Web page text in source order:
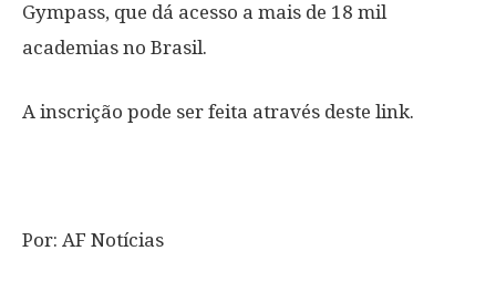
Gympass, que dá acesso a mais de 18 mil
academias no Brasil.
A inscrição pode ser feita através deste link.
Por: AF Notícias